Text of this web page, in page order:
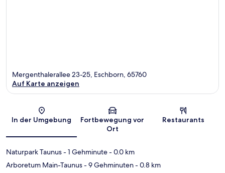
Karte
Mergenthalerallee 23-25, Eschborn, 65760
Auf Karte anzeigen
In der Umgebung
Fortbewegung vor
Ort
Restaurants
Naturpark Taunus- 1 Gehminute- 0.0 km
Arboretum Main-Taunus- 9 Gehminuten- 0.8 km